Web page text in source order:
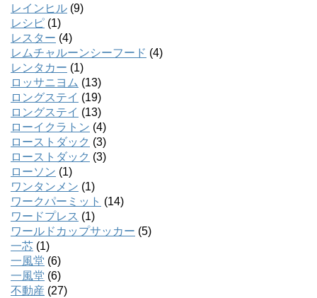
レインヒル (9)
レシピ (1)
レスター (4)
レムチャルーンシーフード (4)
レンタカー (1)
ロッサニヨム (13)
ロングステイ (19)
ロングステイ (13)
ローイクラトン (4)
ローストダック (3)
ローストダック (3)
ローソン (1)
ワンタンメン (1)
ワークパーミット (14)
ワードプレス (1)
ワールドカップサッカー (5)
一芯 (1)
一風堂 (6)
一風堂 (6)
不動産 (27)